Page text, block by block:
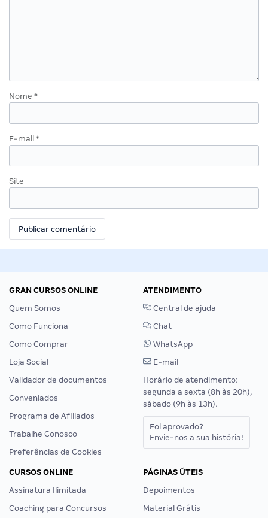
Nome *
E-mail *
Site
GRAN CURSOS ONLINE
Quem Somos
Como Funciona
Como Comprar
Loja Social
Validador de documentos
Conveniados
Programa de Afiliados
Trabalhe Conosco
Preferências de Cookies
ATENDIMENTO
Central de ajuda
Chat
WhatsApp
E-mail
Horário de atendimento:
segunda a sexta (8h às 20h),
sábado (9h às 13h).
Foi aprovado?
Envie-nos a sua história!
CURSOS ONLINE
Assinatura Ilimitada
Coaching para Concursos
PÁGINAS ÚTEIS
Depoimentos
Material Grátis